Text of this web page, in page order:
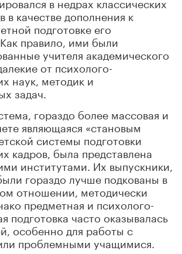
в качестве дополнения к
подготовке его
правило, ими были
учителя академического
от психолого-
наук, методик и
задач.
гораздо более массовая и
являющаяся «становым
системы подготовки
кадров, была представлена
институтами. Их выпускники,
гораздо лучше подкованы в
отношении, методически
предметная и психолого-
подготовка часто оказывалась
особенно для работы с
проблемными учащимися.